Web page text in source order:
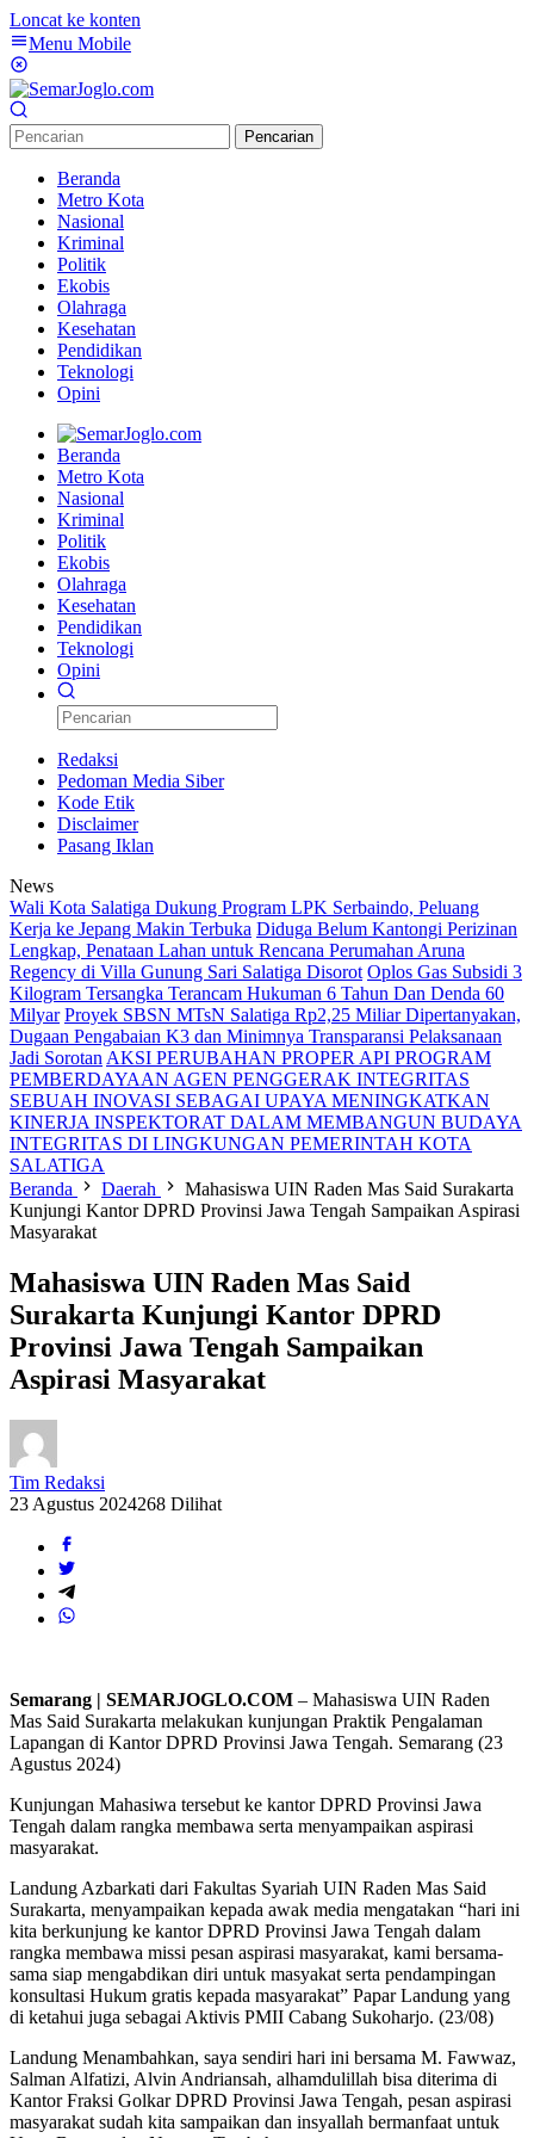
Loncat ke konten
Menu Mobile
Pencarian
Beranda
Metro Kota
Nasional
Kriminal
Politik
Ekobis
Olahraga
Kesehatan
Pendidikan
Teknologi
Opini
Beranda
Metro Kota
Nasional
Kriminal
Politik
Ekobis
Olahraga
Kesehatan
Pendidikan
Teknologi
Opini
Redaksi
Pedoman Media Siber
Kode Etik
Disclaimer
Pasang Iklan
News
Wali Kota Salatiga Dukung Program LPK Serbaindo, Peluang
Kerja ke Jepang Makin Terbuka Diduga Belum Kantongi Perizinan
Lengkap, Penataan Lahan untuk Rencana Perumahan Aruna
Regency di Villa Gunung Sari Salatiga Disorot Oplos Gas Subsidi 3
Kilogram Tersangka Terancam Hukuman 6 Tahun Dan Denda 60
Milyar Proyek SBSN MTsN Salatiga Rp2,25 Miliar Dipertanyakan,
Dugaan Pengabaian K3 dan Minimnya Transparansi Pelaksanaan
Jadi Sorotan AKSI PERUBAHAN PROPER API PROGRAM
PEMBERDAYAAN AGEN PENGGERAK INTEGRITAS
SEBUAH INOVASI SEBAGAI UPAYA MENINGKATKAN
KINERJA INSPEKTORAT DALAM MEMBANGUN BUDAYA
INTEGRITAS DI LINGKUNGAN PEMERINTAH KOTA
SALATIGA
Beranda
Daerah
Mahasiswa UIN Raden Mas Said Surakarta
Kunjungi Kantor DPRD Provinsi Jawa Tengah Sampaikan Aspirasi
Masyarakat
Mahasiswa UIN Raden Mas Said
Surakarta Kunjungi Kantor DPRD
Provinsi Jawa Tengah Sampaikan
Aspirasi Masyarakat
Tim Redaksi
23 Agustus 2024268 Dilihat
Semarang | SEMARJOGLO.COM – Mahasiswa UIN Raden
Mas Said Surakarta melakukan kunjungan Praktik Pengalaman
Lapangan di Kantor DPRD Provinsi Jawa Tengah. Semarang (23
Agustus 2024)
Kunjungan Mahasiwa tersebut ke kantor DPRD Provinsi Jawa
Tengah dalam rangka membawa serta menyampaikan aspirasi
masyarakat.
Landung Azbarkati dari Fakultas Syariah UIN Raden Mas Said
Surakarta, menyampaikan kepada awak media mengatakan “hari ini
kita berkunjung ke kantor DPRD Provinsi Jawa Tengah dalam
rangka membawa missi pesan aspirasi masyarakat, kami bersama-
sama siap mengabdikan diri untuk masyakat serta pendampingan
konsultasi Hukum gratis kepada masyarakat” Papar Landung yang
di ketahui juga sebagai Aktivis PMII Cabang Sukoharjo. (23/08)
Landung Menambahkan, saya sendiri hari ini bersama M. Fawwaz,
Salman Alfatizi, Alvin Andriansah, alhamdulillah bisa diterima di
Kantor Fraksi Golkar DPRD Provinsi Jawa Tengah, pesan aspirasi
masyarakat sudah kita sampaikan dan insyallah bermanfaat untuk